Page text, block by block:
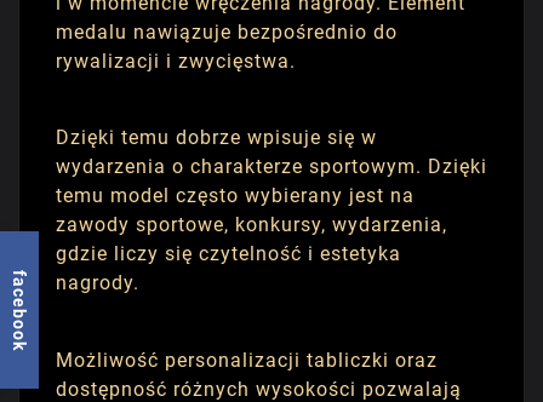
medalu nawiązuje bezpośrednio do
rywalizacji i zwycięstwa.
Dzięki temu dobrze wpisuje się w
wydarzenia o charakterze sportowym. Dzięki
temu model często wybierany jest na
zawody sportowe, konkursy, wydarzenia,
gdzie liczy się czytelność i estetyka
nagrody.
Możliwość personalizacji tabliczki oraz
dostępność różnych wysokości pozwalają
facebook